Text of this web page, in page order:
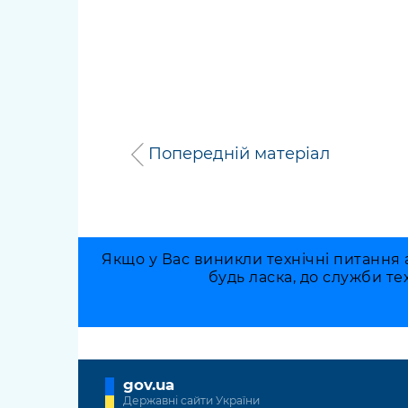
Попередній матеріал
Якщо у Вас виникли технічні
будь ласка, до служби
gov.ua
Державні сайти України